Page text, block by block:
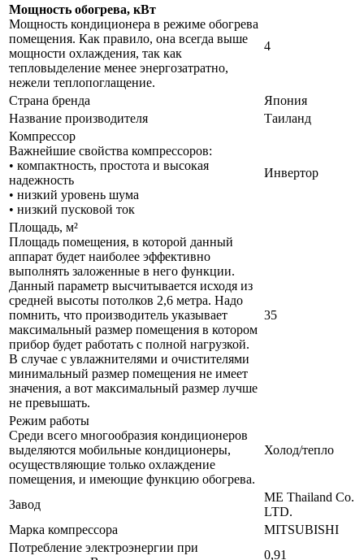
Мощность обогрева, кВт
Мощность кондиционера в режиме обогрева
помещения. Как правило, она всегда выше
мощности охлаждения, так как
тепловыделение менее энергозатратно,
нежели теплопоглащение.
4
Страна бренда
Япония
Название производителя
Таиланд
Компрессор
Важнейшие свойства компрессоров:
• компактность, простота и высокая
надежность
• низкий уровень шума
• низкий пусковой ток
Инвертор
Площадь, м²
Площадь помещения, в которой данный
аппарат будет наиболее эффективно
выполнять заложенные в него функции.
Данный параметр высчитывается исходя из
средней высоты потолков 2,6 метра. Надо
помнить, что производитель указывает
максимальный размер помещения в котором
прибор будет работать с полной нагрузкой.
В случае с увлажнителями и очистителями
минимальный размер помещения не имеет
значения, а вот максимальный размер лучше
не превышать.
35
Режим работы
Среди всего многообразия кондиционеров
выделяются мобильные кондиционеры,
осуществляющие только охлаждение
помещения, и имеющие функцию обогрева.
Холод/тепло
Завод
ME Thailand Co.
LTD.
Марка компрессора
MITSUBISHI
Потребление электроэнергии при
0,91